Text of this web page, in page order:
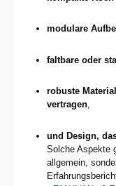
modulare
faltbare oder
robuste
vertragen,
und Design,
Solche Aspekte
allgemein,